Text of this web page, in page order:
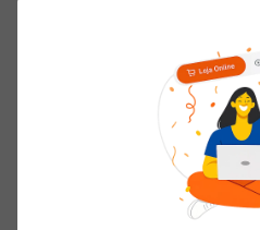
ADICIONAR AO CARRINHO